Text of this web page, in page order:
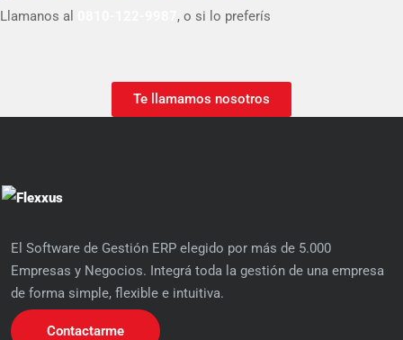
Llamanos al , o si lo preferís
Te llamamos nosotros
El Software de Gestión ERP elegido por más de 5.000
Empresas y Negocios. Integrá toda la gestión de una empresa
de forma simple, flexible e intuitiva.
Contactarme